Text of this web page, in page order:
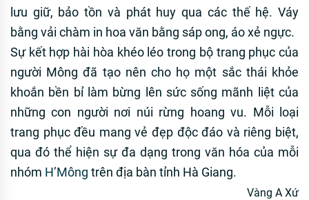
lưu giữ, bảo tồn và phát huy qua các thế hệ. Váy
bằng vải chàm in hoa văn bằng sáp ong, áo xẻ ngực.
Sự kết hợp hài hòa khéo léo trong bộ trang phục của
người Mông đã tạo nên cho họ một sắc thái khỏe
khoắn bền bỉ làm bừng lên sức sống mãnh liệt của
những con người nơi núi rừng hoang vu. Mỗi loại
trang phục đều mang vẻ đẹp độc đáo và riêng biệt,
qua đó thể hiện sự đa dạng trong văn hóa của mỗi
nhóm H’Mông trên địa bàn tỉnh Hà Giang.
Vàng A Xứ